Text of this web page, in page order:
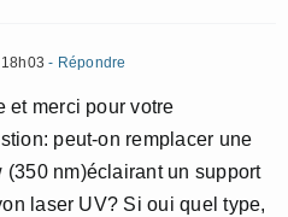
- Répondre
et merci pour votre
peut-on remplacer une
(350 nm)éclairant un support
laser UV? Si oui quel type,